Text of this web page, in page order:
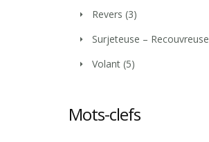
Revers (3)
Surjeteuse – Recouvreuse
Volant (5)
Mots-clefs